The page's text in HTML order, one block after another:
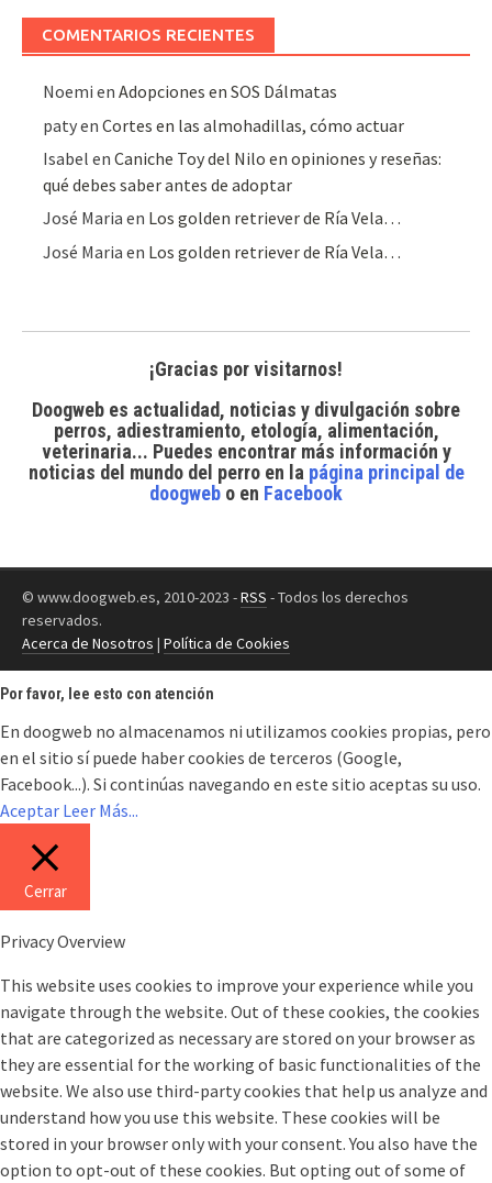
artículos
COMENTARIOS RECIENTES
Noemi enAdopciones en SOS Dálmatas
patyenCortes en las almohadillas, cómo actuar
Isabel enCaniche Toy del Nilo en opiniones y reseñas:
qué debes saber antes de adoptar
José Maria en Los golden retriever de Ría Vela…
José Maria en Los golden retriever de Ría Vela…
¡Gracias por visitarnos!
Doogweb es actualidad, noticias y divulgación sobre
perros, adiestramiento, etología, alimentación,
veterinaria... Puedes encontrar más información y
noticias del mundo del perroen la página principal de
doogweb o en Facebook
© www.doogweb.es, 2010-2023 -RSS - Todos los derechos
reservados.
Acerca de Nosotros | Política de Cookies
Por favor, lee esto con atención
En doogweb no almacenamos ni utilizamos cookies propias, pero
en el sitio sí puede haber cookies de terceros (Google,
Facebook...). Si continúas navegando en este sitio aceptas su uso.
Aceptar Leer Más...
Cerrar
Privacy Overview
This website uses cookies to improve your experience while you
navigate through the website. Out of these cookies, the cookies
that are categorized as necessary are stored on your browser as
they are essential for the working of basic functionalities of the
website. We also use third-party cookies that help us analyze and
understand how you use this website. These cookies will be
stored in your browser only with your consent. You also have the
option to opt-out of these cookies. But opting out of some of